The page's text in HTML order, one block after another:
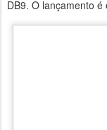
DB9. O lançamento